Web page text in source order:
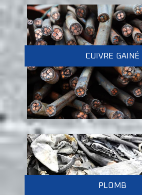
CUIVRE GAINÉ
PLOMB